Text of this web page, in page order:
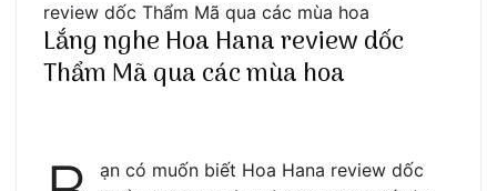
review dốc Thẩm Mã qua các mùa hoa
Lắng nghe Hoa Hana review dốc
Thẩm Mã qua các mùa hoa
ạn có muốn biết Hoa Hana review dốc